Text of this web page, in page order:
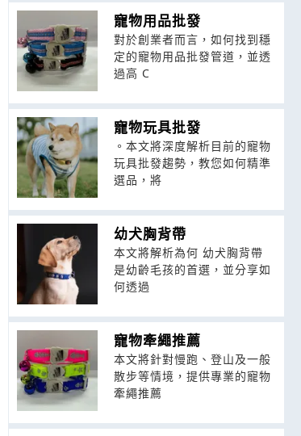
寵物用品批發
對於創業者而言，如何找到穩
定的寵物用品批發管道，並透
過高 C
寵物玩具批發
。本文將深度解析目前的寵物
玩具批發趨勢，教您如何精準
選品，將
幼犬胸背帶
本文將解析為何 幼犬胸背帶
是幼齡毛孩的首選，並分享如
何透過
寵物牽繩推薦
本文將針對慢跑、登山及一般
散步等情境，提供專業的寵物
牽繩推薦